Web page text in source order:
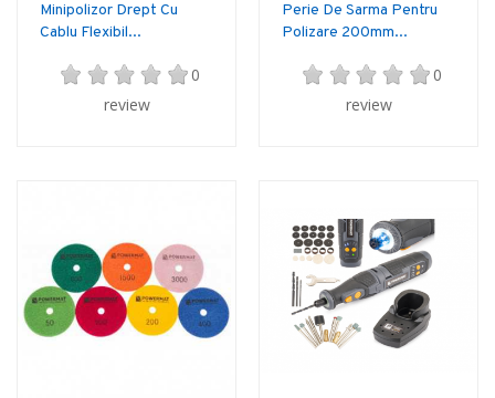
Minipolizor Drept Cu
Cablu Flexibil...
0
review
Perie De Sarma Pentru
Polizare 200mm...
0
review